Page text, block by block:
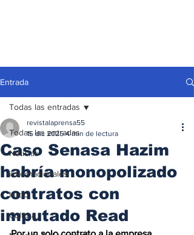
Entrada
Todas las entradas
Noticias
iInternacionales
Inicio
Cultura
Todas las entradas
Caso Senasa Hazim
habría monopolizado
contratos con
imputado Read
revistalaprensa55
15 dic 2025 4 min de lectura